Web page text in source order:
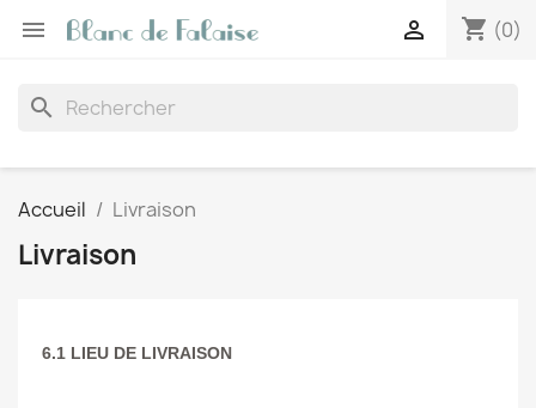
 shopping_cart (0)

search
Accueil Livraison
Livraison
6.1 LIEU DE LIVRAISON